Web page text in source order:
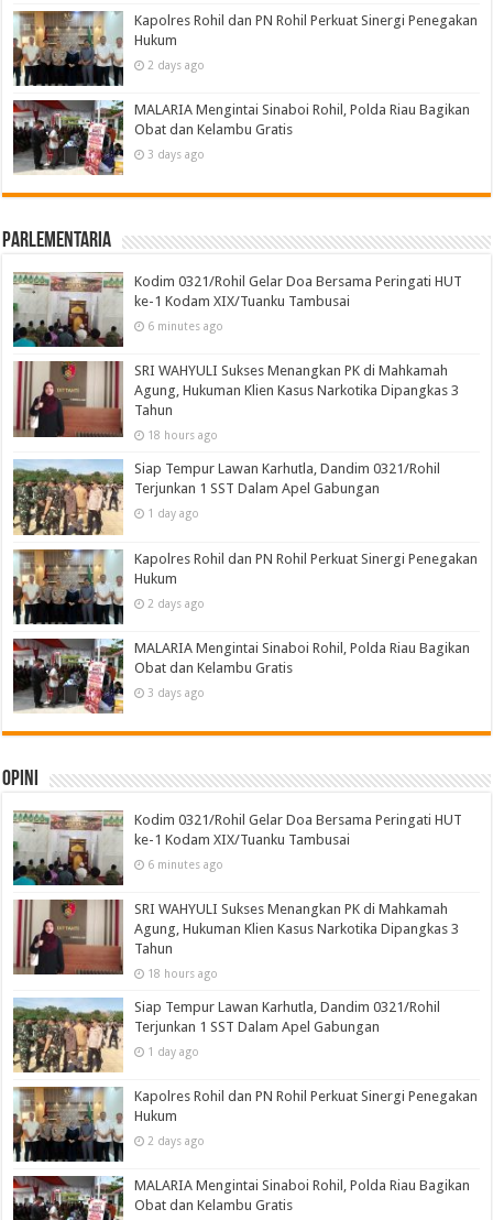
Kapolres Rohil dan PN Rohil Perkuat Sinergi Penegakan
Hukum
2 days ago
MALARIA Mengintai Sinaboi Rohil, Polda Riau Bagikan
Obat dan Kelambu Gratis
3 days ago
Parlementaria
Kodim 0321/Rohil Gelar Doa Bersama Peringati HUT
ke-1 Kodam XIX/Tuanku Tambusai
6 minutes ago
SRI WAHYULI Sukses Menangkan PK di Mahkamah
Agung, Hukuman Klien Kasus Narkotika Dipangkas 3
Tahun
18 hours ago
Siap Tempur Lawan Karhutla, Dandim 0321/Rohil
Terjunkan 1 SST Dalam Apel Gabungan
1 day ago
Kapolres Rohil dan PN Rohil Perkuat Sinergi Penegakan
Hukum
2 days ago
MALARIA Mengintai Sinaboi Rohil, Polda Riau Bagikan
Obat dan Kelambu Gratis
3 days ago
Opini
Kodim 0321/Rohil Gelar Doa Bersama Peringati HUT
ke-1 Kodam XIX/Tuanku Tambusai
6 minutes ago
SRI WAHYULI Sukses Menangkan PK di Mahkamah
Agung, Hukuman Klien Kasus Narkotika Dipangkas 3
Tahun
18 hours ago
Siap Tempur Lawan Karhutla, Dandim 0321/Rohil
Terjunkan 1 SST Dalam Apel Gabungan
1 day ago
Kapolres Rohil dan PN Rohil Perkuat Sinergi Penegakan
Hukum
2 days ago
MALARIA Mengintai Sinaboi Rohil, Polda Riau Bagikan
Obat dan Kelambu Gratis